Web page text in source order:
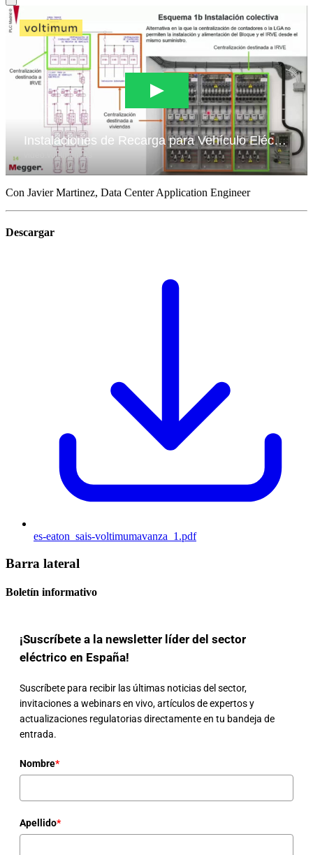
Con Javier Martinez, Data Center Application Engineer
Descargar
es-eaton_sais-voltimumavanza_1.pdf
Barra lateral
Boletín informativo
¡Suscríbete a la newsletter líder del sector
eléctrico en España!
Suscríbete para recibir las últimas noticias del sector,
invitaciones a webinars en vivo, artículos de expertos y
actualizaciones regulatorias directamente en tu bandeja de
entrada.
Nombre*
Apellido*